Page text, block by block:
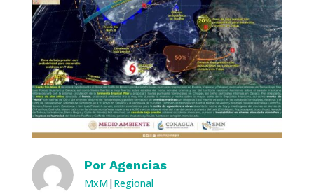
Por Agencias
MxM| Regional